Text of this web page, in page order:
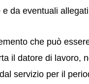
e da eventuali
che può
il datore di lavoro,
servizio per il